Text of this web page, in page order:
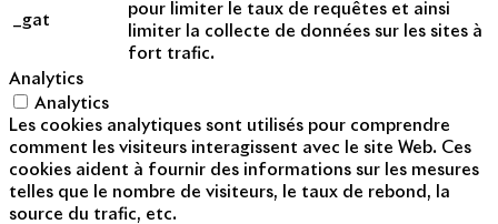
_gat
pour limiter le taux de requêtes et ainsi
limiter la collecte de données sur les sites à
fort trafic.
Analytics
Analytics
Les cookies analytiques sont utilisés pour comprendre
comment les visiteurs interagissent avec le site Web. Ces
cookies aident à fournir des informations sur les mesures
telles que le nombre de visiteurs, le taux de rebond, la
source du trafic, etc.